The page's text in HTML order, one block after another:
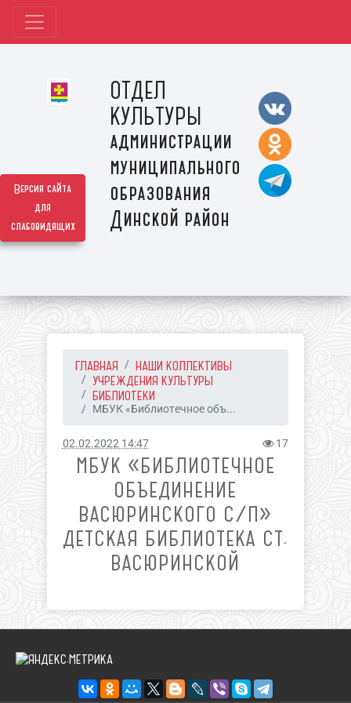
Версия сайта
для
слабовидящих
ОТДЕЛ
КУЛЬТУРЫ
администрации
муниципального
образования
Динской район
ГЛАВНАЯ
НАШИ КОЛЛЕКТИВЫ
УЧРЕЖДЕНИЯ КУЛЬТУРЫ
БИБЛИОТЕКИ
МБУК «Библиотечное объ...
02.02.2022 14:47 17
МБУК «БИБЛИОТЕЧНОЕ
ОБЪЕДИНЕНИЕ
ВАСЮРИНСКОГО С/П»
ДЕТСКАЯ БИБЛИОТЕКА СТ.
ВАСЮРИНСКОЙ